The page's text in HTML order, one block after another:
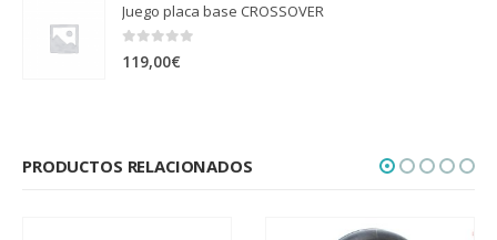
Juego placa base CROSSOVER
0 out of 5
119,00€
PRODUCTOS RELACIONADOS